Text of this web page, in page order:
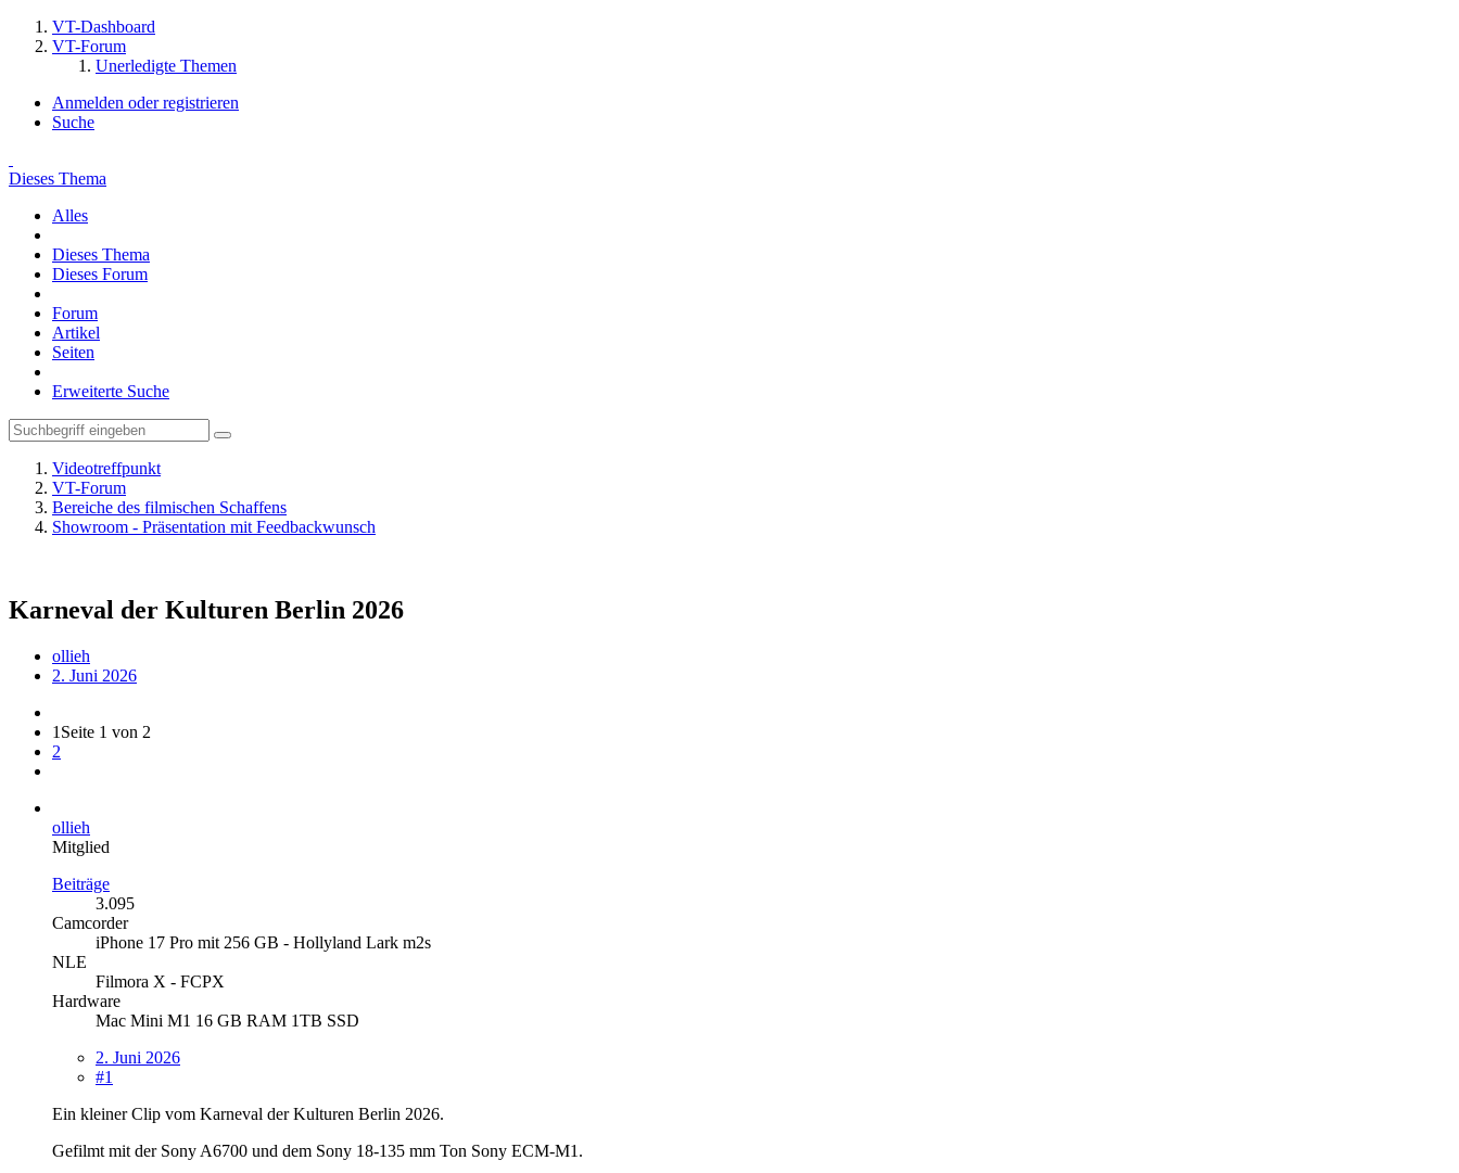
VT-Dashboard
VT-Forum
Unerledigte Themen
Anmelden oder registrieren
Suche
Dieses Thema
Alles
Dieses Thema
Dieses Forum
Forum
Artikel
Seiten
Erweiterte Suche
Videotreffpunkt
VT-Forum
Bereiche des filmischen Schaffens
Showroom - Präsentation mit Feedbackwunsch
Karneval der Kulturen Berlin 2026
ollieh
2. Juni 2026
1 Seite 1 von 2
2
ollieh
Mitglied
Beiträge
3.095
Camcorder
iPhone 17 Pro mit 256 GB - Hollyland Lark m2s
NLE
Filmora X - FCPX
Hardware
Mac Mini M1 16 GB RAM 1TB SSD
2. Juni 2026
#1
Ein kleiner Clip vom Karneval der Kulturen Berlin 2026.
Gefilmt mit der Sony A6700 und dem Sony 18-135 mm Ton Sony ECM-M1.